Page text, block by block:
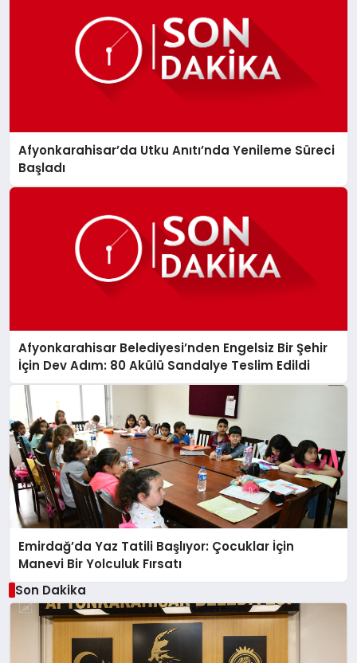
Afyonkarahisar’da Utku Anıtı’nda Yenileme Süreci
Başladı
Afyonkarahisar Belediyesi’nden Engelsiz Bir Şehir
İçin Dev Adım: 80 Akülü Sandalye Teslim Edildi
Emirdağ’da Yaz Tatili Başlıyor: Çocuklar İçin
Manevi Bir Yolculuk Fırsatı
Son Dakika